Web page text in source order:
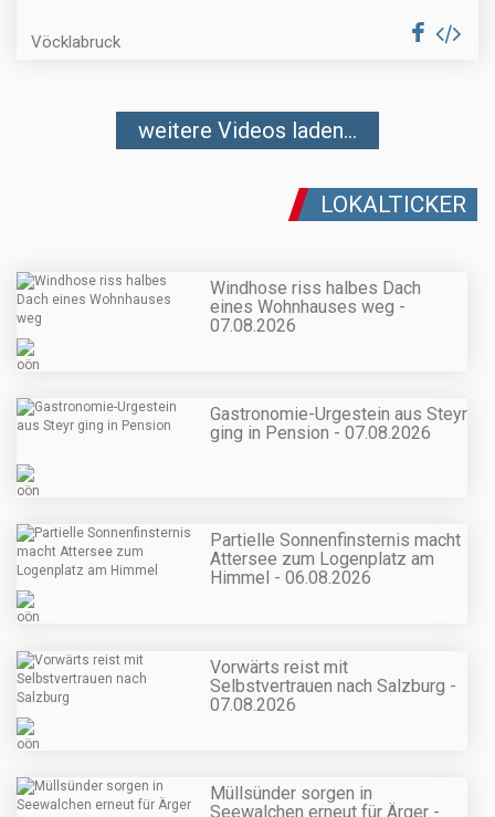
Vöcklabruck
weitere Videos laden...
LOKALTICKER
Windhose riss halbes Dach
eines Wohnhauses weg -
07.08.2026
Gastronomie-Urgestein aus Steyr
ging in Pension - 07.08.2026
Partielle Sonnenfinsternis macht
Attersee zum Logenplatz am
Himmel - 06.08.2026
Vorwärts reist mit
Selbstvertrauen nach Salzburg -
07.08.2026
Müllsünder sorgen in
Seewalchen erneut für Ärger -